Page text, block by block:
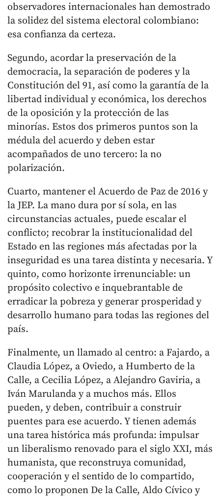
observadores internacionales han demostrado
la solidez del sistema electoral colombiano:
esa confianza da certeza.
Segundo, acordar la preservación de la
democracia, la separación de poderes y la
Constitución del 91, así como la garantía de la
libertad individual y económica, los derechos
de la oposición y la protección de las
minorías. Estos dos primeros puntos son la
médula del acuerdo y deben estar
acompañados de uno tercero: la no
polarización.
Cuarto, mantener el Acuerdo de Paz de 2016 y
la JEP. La mano dura por sí sola, en las
circunstancias actuales, puede escalar el
conflicto; recobrar la institucionalidad del
Estado en las regiones más afectadas por la
inseguridad es una tarea distinta y necesaria. Y
quinto, como horizonte irrenunciable: un
propósito colectivo e inquebrantable de
erradicar la pobreza y generar prosperidad y
desarrollo humano para todas las regiones del
país.
Finalmente, un llamado al centro: a Fajardo, a
Claudia López, a Oviedo, a Humberto de la
Calle, a Cecilia López, a Alejandro Gaviria, a
Iván Marulanda y a muchos más. Ellos
pueden, y deben, contribuir a construir
puentes para ese acuerdo. Y tienen además
una tarea histórica más profunda: impulsar
un liberalismo renovado para el siglo XXI, más
humanista, que reconstruya comunidad,
cooperación y el sentido de lo compartido,
como lo proponen De la Calle, Aldo Cívico y